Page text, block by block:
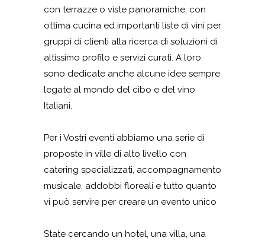
con terrazze o viste panoramiche, con
ottima cucina ed importanti liste di vini per
gruppi di clienti alla ricerca di soluzioni di
altissimo profilo e servizi curati. A loro
sono dedicate anche alcune idee sempre
legate al mondo del cibo e del vino
Italiani.
Per i Vostri eventi abbiamo una serie di
proposte in ville di alto livello con
catering specializzati, accompagnamento
musicale, addobbi floreali e tutto quanto
vi può servire per creare un evento unico
State cercando un hotel, una villa, una